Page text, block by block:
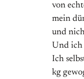
von
mein
und
Und ich
Ich
kg